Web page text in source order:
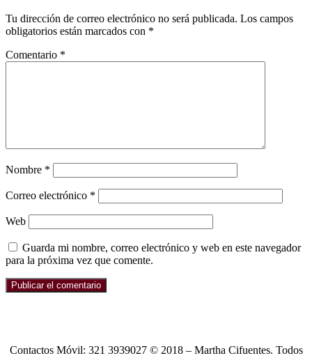
Tu dirección de correo electrónico no será publicada. Los campos
obligatorios están marcados con *
Comentario *
Nombre *
Correo electrónico *
Web
Guarda mi nombre, correo electrónico y web en este navegador
para la próxima vez que comente.
Contactos Móvil: 321 3939027 © 2018 – Martha Cifuentes. Todos